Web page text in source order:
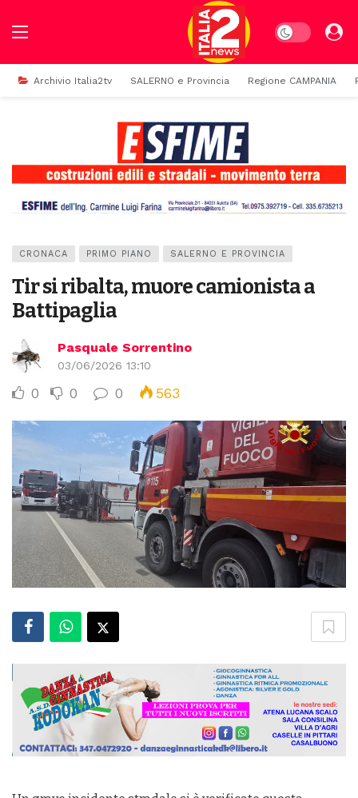
Dark mode
Archivio Italia2tv SALERNO e Provincia Regione CAMPANIA
CRONACA PRIMO PIANO SALERNO E PROVINCIA
Tir si ribalta, muore camionista a
Battipaglia
Pasquale Sorrentino
03/06/2026 13:10
0 0 0 563